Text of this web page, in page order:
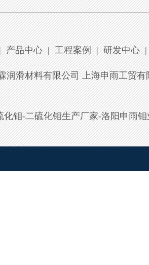
产品中心 | 工程案例 | 研发中心 |
润滑材料有限公司 上海申雨工贸有
化钼-二硫化钼生产厂家-洛阳申雨